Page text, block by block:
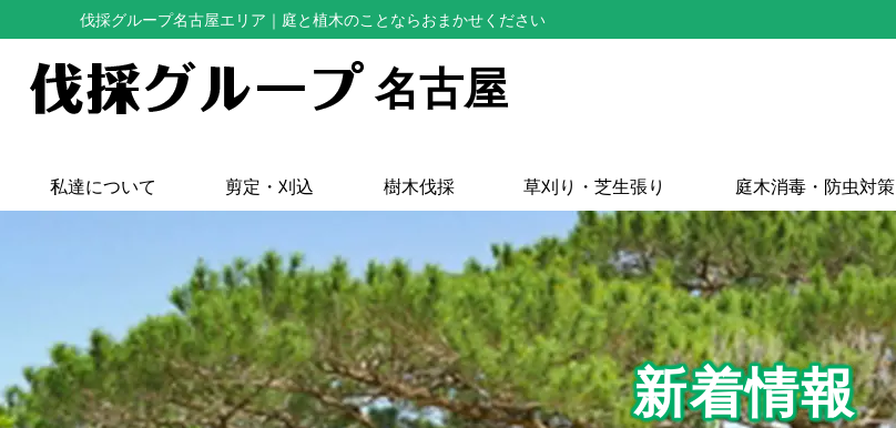
伐採グループ名古屋エリア ｜庭と植木のことならおまかせください
名古屋
私達について 剪定・刈込 樹木伐採 草刈り・芝生張り 庭木消毒・防虫対策
新着情報